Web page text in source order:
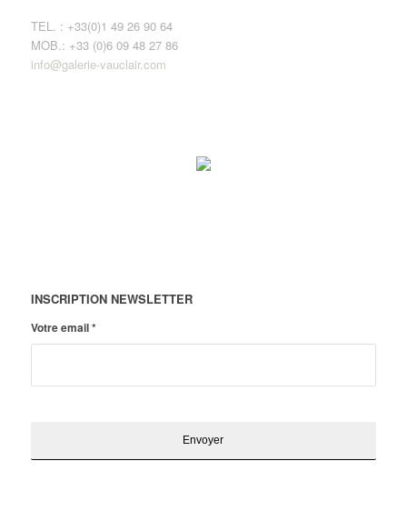
TEL. : +33(0)1 49 26 90 64
MOB.: +33 (0)6 09 48 27 86
info@galerie-vauclair.com
INSCRIPTION NEWSLETTER
Votre email*